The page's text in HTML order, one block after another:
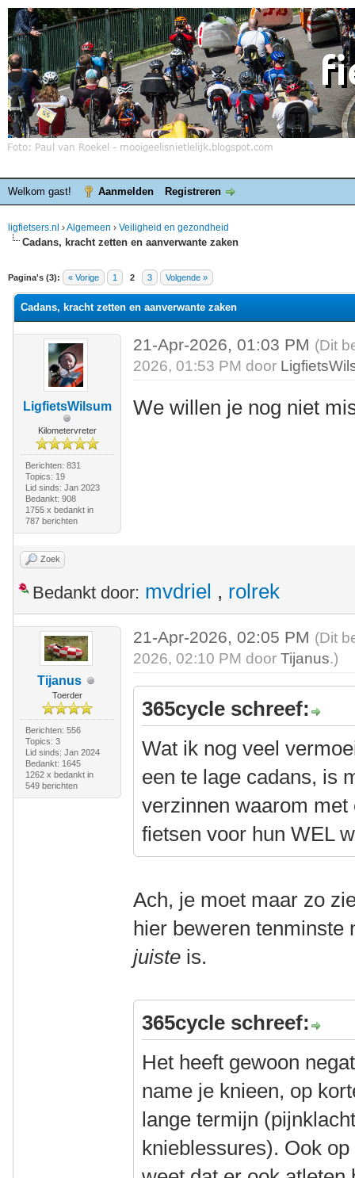
Welkom gast! Aanmelden Registreren
ligfietsers.nl ›Algemeen › Veiligheid en gezondheid
Cadans, kracht zetten en aanverwante zaken
Pagina's (3): « Vorige 1 2 3 Volgende »
waardering is 0
Cadans, kracht zetten en aanverwante zaken
LigfietsWilsum
Kilometervreter
Berichten: 831
Topics: 19
Lid sinds: Jan 2023
Bedankt: 908
1755 x bedankt in
787 berichten
21-Apr-2026, 01:03 PM (Dit
2026, 01:53 PM door
We willen je nog niet
Zoek
Bedankt door: mvdriel , rolrek
Tijanus
Toerder
Berichten: 556
Topics: 3
Lid sinds: Jan 2024
Bedankt: 1645
1262 x bedankt in
549 berichten
21-Apr-2026, 02:05 PM (Dit
2026, 02:10 PM doorTijanus.)
365cycle schreef:
Wat ik nog veel
een te lage cadans, is
verzinnen waarom
fietsen voor hun WEL
Ach, je moet maar zo
hier beweren
juiste is.
365cycle schreef:
Het heeft gewoon
name je knieen, op
lange termijn
knieblessures). Ook